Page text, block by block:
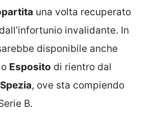
una volta recuperato
invalidante. In
disponibile anche
Esposito di rientro dal
, ove sta compiendo
B.